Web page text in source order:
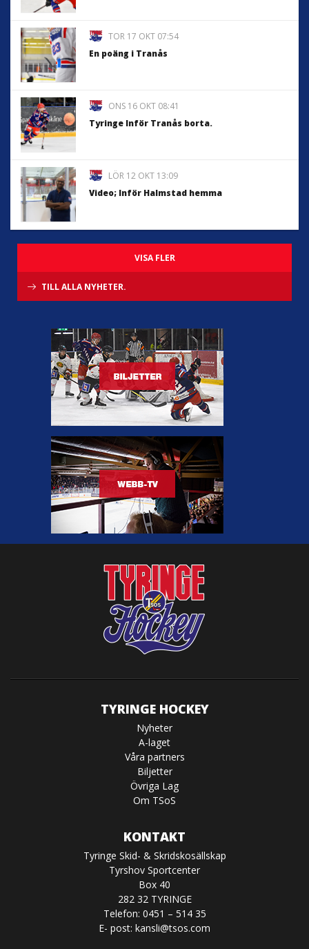
TOR 17 OKT 07:54
En poäng i Tranås
ONS 16 OKT 08:41
Tyringe Inför Tranås borta.
LÖR 12 OKT 13:09
Video; Inför Halmstad hemma
VISA FLER
TILL ALLA NYHETER.
TYRINGE HOCKEY
Nyheter
A-laget
Våra partners
Biljetter
Övriga Lag
Om TSoS
KONTAKT
Tyringe Skid- & Skridskosällskap
Tyrshov Sportcenter
Box 40
282 32 TYRINGE
Telefon: 0451 – 514 35
E- post: kansli@tsos.com